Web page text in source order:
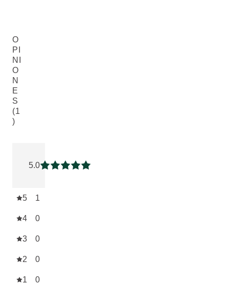
O
PI
NI
O
N
E
S
(1
)
5.0
Puntuación: 5 / 5 estrellas
5 1
4 0
3 0
2 0
1 0